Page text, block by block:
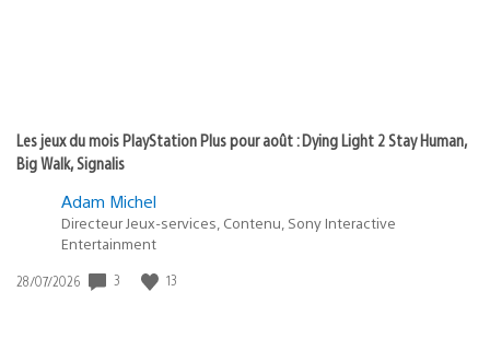
Les jeux du mois PlayStation Plus pour août : Dying Light 2 Stay Human,
Big Walk, Signalis
Adam Michel
Directeur Jeux-services, Contenu, Sony Interactive
Entertainment
Date
28/07/2026 3 13